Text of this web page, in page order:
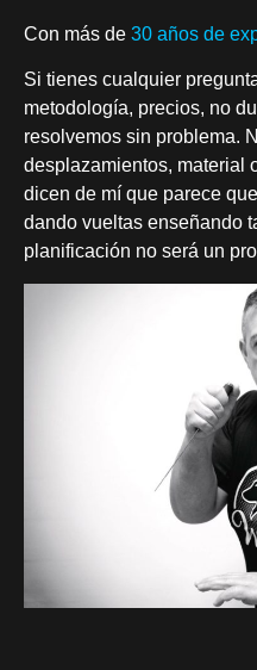
Con más de 30 años de
Si tienes cualquier
metodología, precios, no
resolvemos sin problema.
desplazamientos, material
dicen de mí que parece
dando vueltas enseñando
planificación no será un